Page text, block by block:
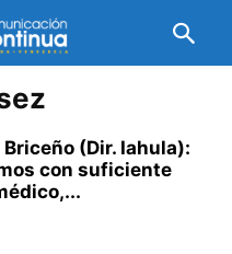
Briceño (Dir. Iahula):
con suficiente